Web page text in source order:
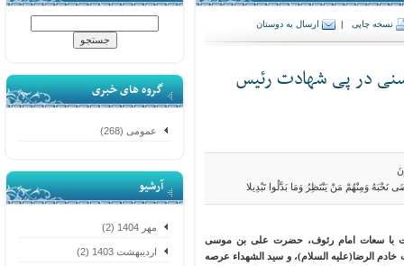
گروه های خبری
عمومی (268)
آرشیو
مهر 1404 (2)
اردیبهشت 1403 (2)
نسخه چاپی | ارسال به دوستان
در پی شهادت رئیس
وَمِنْهُمْ مَنْ يَنْتَظِرُ وَمَا بَدَّلُوا تَبْدِيلا
با سعات امام رئوف، حضرت علی بن موسی
الرضا(علیه السلام)، و سید الشهداء عرصه